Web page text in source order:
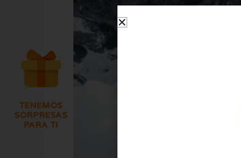
TENEMOS
SORPRESAS
PARA TI